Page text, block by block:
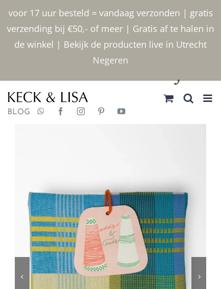
voor 17 uur besteld = vandaag verzonden | gratis
verzending bij €50,- of meer | Gratis af te halen in
de winkel | Bekijk de producten live in Utrecht
Negeren
inhoud
030 2400000
BLOG